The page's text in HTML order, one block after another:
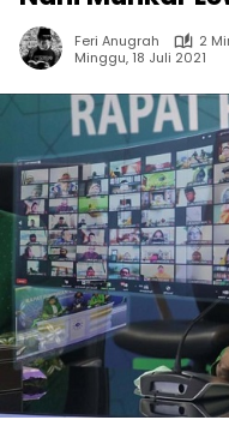
Feri Anugrah
2
Minggu, 18 Juli 2021